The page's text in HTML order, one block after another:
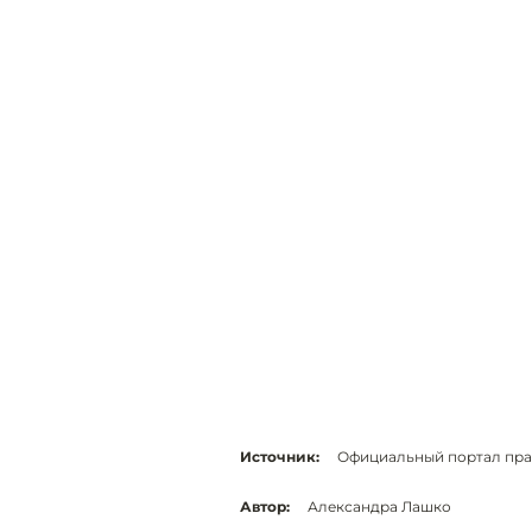
Источник: Официальный портал
Автор: Александра Лашко